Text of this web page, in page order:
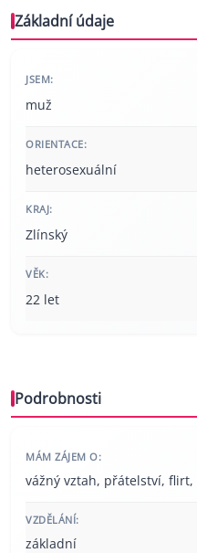
Základní údaje
JSEM:
muž
ORIENTACE:
heterosexuální
KRAJ:
Zlínský
VĚK:
22 let
Podrobnosti
MÁM ZÁJEM O:
vážný vztah, přátelství,
VZDĚLÁNÍ:
základní